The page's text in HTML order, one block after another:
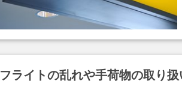
フライトの乱れや手荷物の取り